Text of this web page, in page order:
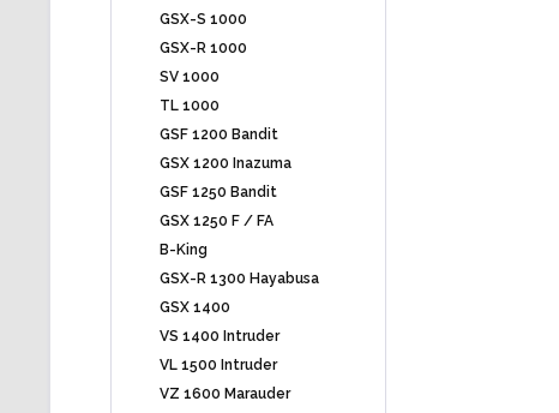
GSX-S 1000
GSX-R 1000
SV 1000
TL 1000
GSF 1200 Bandit
GSX 1200 Inazuma
GSF 1250 Bandit
GSX 1250 F / FA
B-King
GSX-R 1300 Hayabusa
GSX 1400
VS 1400 Intruder
VL 1500 Intruder
VZ 1600 Marauder